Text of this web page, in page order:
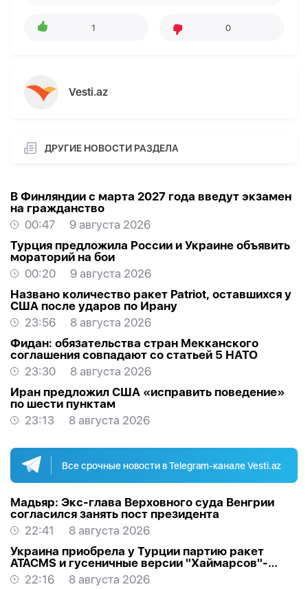
1 0
Vesti.az
ДРУГИЕ НОВОСТИ РАЗДЕЛА
В Финляндии с марта 2027 года введут экзамен
на гражданство
00:47
9 августа 2026
Турция предложила России и Украине объявить
мораторий на бои
00:20
9 августа 2026
Названо количество ракет Patriot, оставшихся у
США после ударов по Ирану
23:56
8 августа 2026
Фидан: обязательства стран Мекканского
соглашения совпадают со статьей 5 НАТО
23:30
8 августа 2026
Иран предложил США «исправить поведение»
по шести пунктам
23:13
8 августа 2026
Все срочные новости в Telegram-канале Vesti.az
Мадьяр: Экс-глава Верховного суда Венгрии
согласился занять пост президента
22:41
8 августа 2026
Украина приобрела у Турции партию ракет
ATACMS и гусеничные версии "Хаймарсов"-
ОБНОВЛЕНО
22:16
8 августа 2026